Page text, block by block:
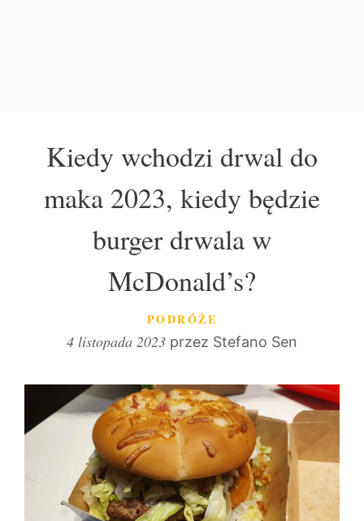
Kiedy wchodzi drwal do
maka 2023, kiedy będzie
burger drwala w
McDonald’s?
KATEGORIE
PODRÓŻE
4 listopada 2023 przez Stefano Sen